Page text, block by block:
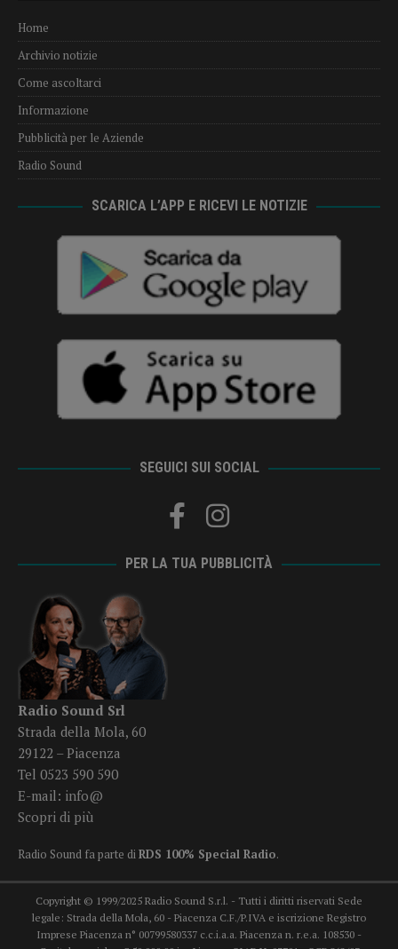
Home
Archivio notizie
Come ascoltarci
Informazione
Pubblicità per le Aziende
Radio Sound
SCARICA L’APP E RICEVI LE NOTIZIE
SEGUICI SUI SOCIAL
PER LA TUA PUBBLICITÀ
Radio Sound Srl
Strada della Mola, 60
29122 – Piacenza
Tel 0523 590 590
E-mail: info@
Scopri di più
Radio Sound fa parte diRDS 100% Special Radio.
Copyright © 1999/2025 Radio Sound S.r.l. - Tutti i diritti riservati Sede
legale: Strada della Mola, 60 - Piacenza C.F./P.IVA e iscrizione Registro
Imprese Piacenza n° 00799580337 c.c.i.a.a. Piacenza n. r.e.a. 108530 -